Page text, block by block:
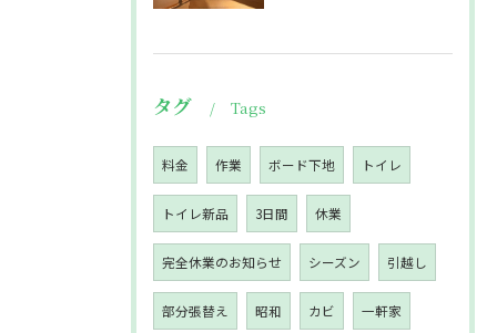
タグ Tags
料金 作業 ボード下地 トイレ
トイレ新品 3日間 休業
完全休業のお知らせ シーズン 引越し
部分張替え 昭和 カビ 一軒家